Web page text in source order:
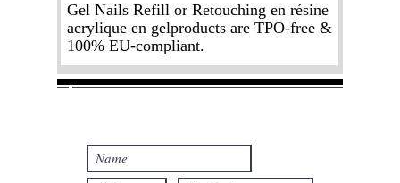
Gel Nails Refill or Retouching en résine
acrylique en gelproducts are TPO-free &
100% EU-compliant.